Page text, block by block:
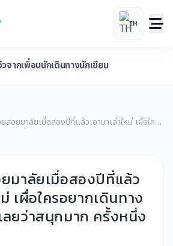
TH
วจากเพื่อนนักเดินทางนักเขียน
สอยมาลัยเมื่อสองปีที่แล้วเอามาเล่าใหม่ เผื่อใคร
มาลัยเมื่อสองปีที่แล้ว
ม่ เผื่อใครอยากเดินทาง
ยว่าสนุกมาก ครั้งหนึ่ง